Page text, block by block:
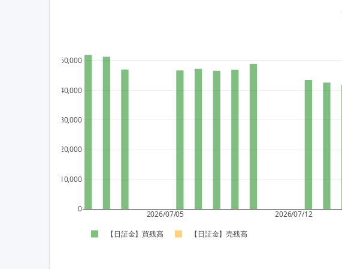
2026/07/05 2026/07/12
0
10,000
20,000
30,000
40,000
50,000
【日証金】買残高 【日証金】売残高